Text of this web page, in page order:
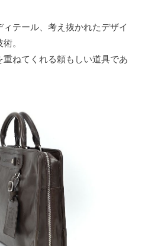
テール、考え抜かれたデザイ
。
重ねてくれる頼もしい道具であ